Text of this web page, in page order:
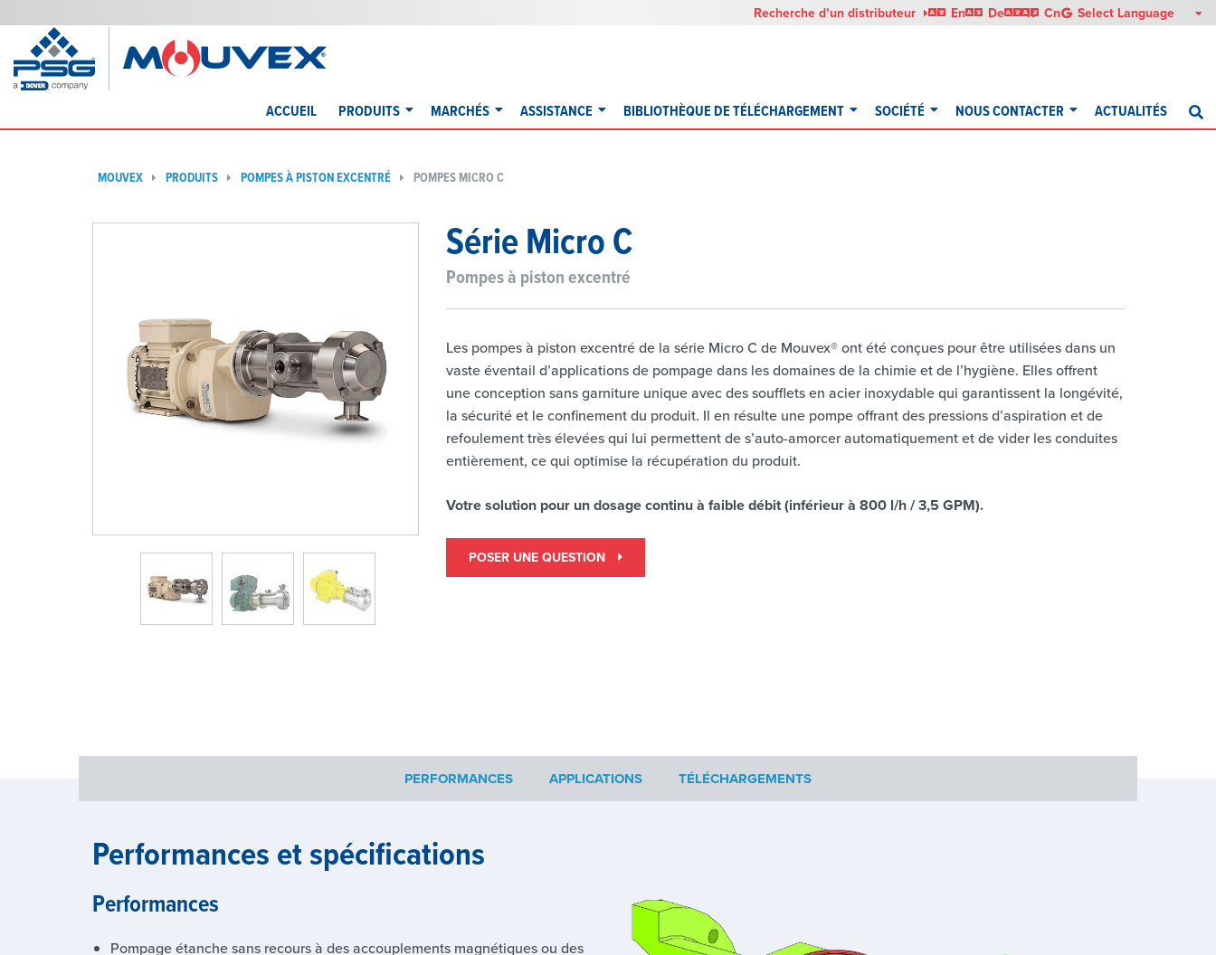
Recherche d’un distributeur En English
De Deutsch
It Italiano
Cn 中文
ACCUEIL PRODUITS MARCHÉS ASSISTANCE BIBLIOTHÈQUE DE TÉLÉCHARGEMENT SOCIÉTÉ NOUS CONTACTER ACTUALITÉS
MOUVEX PRODUITS POMPES À PISTON EXCENTRÉ POMPES MICRO C
Série Micro C
Pompes à piston excentré
Les pompes à piston excentré de la série Micro C de Mouvex® ont été conçues pour être utilisées dans un
vaste éventail d’applications de pompage dans les domaines de la chimie et de l’hygiène. Elles offrent
une conception sans garniture unique avec des soufflets en acier inoxydable qui garantissent la longévité,
la sécurité et le confinement du produit. Il en résulte une pompe offrant des pressions d’aspiration et de
refoulement très élevées qui lui permettent de s’auto-amorcer automatiquement et de vider les conduites
entièrement, ce qui optimise la récupération du produit.
Votre solution pour un dosage continu à faible débit (inférieur à 800 l/h / 3,5 GPM).
POSER UNE QUESTION
PERFORMANCES APPLICATIONS TÉLÉCHARGEMENTS
Performances et spécifications
Performances
Pompage étanche sans recours à des accouplements magnétiques ou des